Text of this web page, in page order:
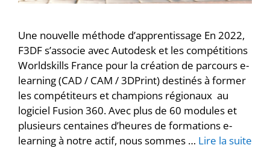
Une nouvelle méthode d’apprentissage En 2022,
F3DF s’associe avec Autodesk et les compétitions
Worldskills France pour la création de parcours e-
learning (CAD / CAM / 3DPrint) destinés à former
les compétiteurs et champions régionaux au
logiciel Fusion 360. Avec plus de 60 modules et
plusieurs centaines d’heures de formations e-
learning à notre actif, nous sommes … Lire la suite